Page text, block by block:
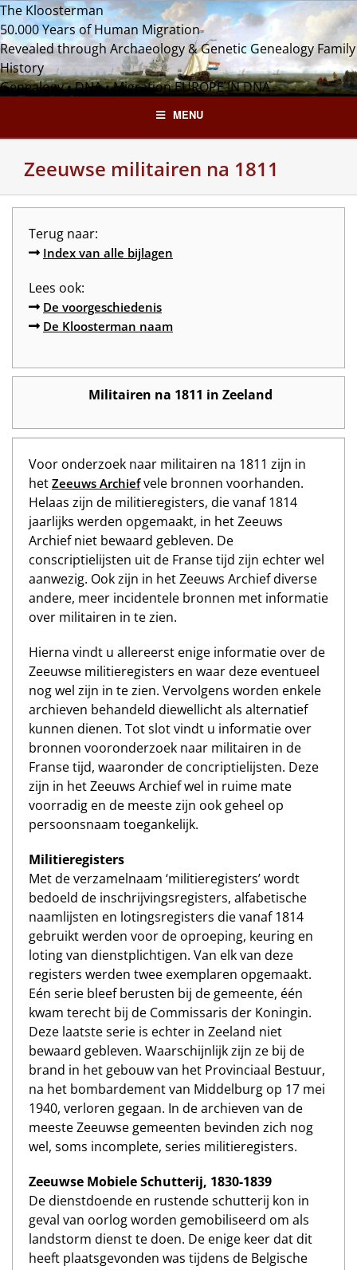
Skip
to
content
The Kloosterman
50.000 Years of Human Migration
Revealed through Archaeology & Genetic Genealogy Family
History
Genealogy • DNA • MigrationEUROPE IN DNA
MENU
Zeeuwse militairen na 1811
Terug naar:
Index van alle bijlagen
Lees ook:
De voorgeschiedenis
De Kloosterman naam
Militairen na 1811 in Zeeland
Voor onderzoek naar militairen na 1811 zijn in
het Zeeuws Archiefvele bronnen voorhanden.
Helaas zijn de militieregisters, die vanaf 1814
jaarlijks werden opgemaakt, in het Zeeuws
Archief niet bewaard gebleven. De
conscriptielijsten uit de Franse tijd zijn echter wel
aanwezig. Ook zijn in het Zeeuws Archief diverse
andere, meer incidentele bronnen met informatie
over militairen in te zien.
Hierna vindt u allereerst enige informatie over de
Zeeuwse militieregisters en waar deze eventueel
nog wel zijn in te zien. Vervolgens worden enkele
archieven behandeld diewellicht als alternatief
kunnen dienen. Tot slot vindt u informatie over
bronnen vooronderzoek naar militairen in de
Franse tijd, waaronder de concriptielijsten. Deze
zijn in het Zeeuws Archief wel in ruime mate
voorradig en de meeste zijn ook geheel op
persoonsnaam toegankelijk.
Militieregisters
Met de verzamelnaam ‘militieregisters’ wordt
bedoeld de inschrijvingsregisters, alfabetische
naamlijsten en lotingsregisters die vanaf 1814
gebruikt werden voor de oproeping, keuring en
loting van dienstplichtigen. Van elk van deze
registers werden twee exemplaren opgemaakt.
Eén serie bleef berusten bij de gemeente, één
kwam terecht bij de Commissaris der Koningin.
Deze laatste serie is echter in Zeeland niet
bewaard gebleven. Waarschijnlijk zijn ze bij de
brand in het gebouw van het Provinciaal Bestuur,
na het bombardement van Middelburg op 17 mei
1940, verloren gegaan. In de archieven van de
meeste Zeeuwse gemeenten bevinden zich nog
wel, soms incomplete, series militieregisters.
Zeeuwse Mobiele Schutterij, 1830-1839
De dienstdoende en rustende schutterij kon in
geval van oorlog worden gemobiliseerd om als
landstorm dienst te doen. De enige keer dat dit
heeft plaatsgevonden was tijdens de Belgische